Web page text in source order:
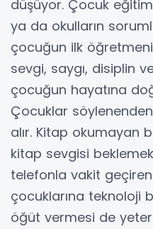
düşüyor. Çocuk
ya da okulların
çocuğun ilk
sevgi, saygı, disiplin
çocuğun hayatına
Çocuklar
alır. Kitap okumayan
kitap sevgisi
telefonla vakit
çocuklarına teknoloji
öğüt vermesi de